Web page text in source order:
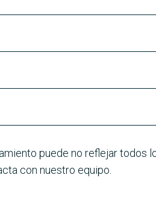
puede no reflejar todos
con nuestro equipo.